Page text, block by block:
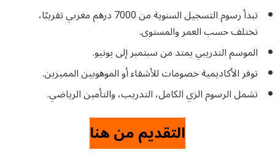
تبدأ رسوم التسجيل السنوية من 7000 درهم مغربي تقريبًا،
تختلف حسب العمر والمستوى.
الموسم التدريبي يمتد من سبتمبر إلى يونيو.
توفر الأكاديمية خصومات للأشقاء أو الموهوبين المميزين.
تشمل الرسوم الزي الكامل، التدريب، والتأمين الرياضي.
التقديم من هنا